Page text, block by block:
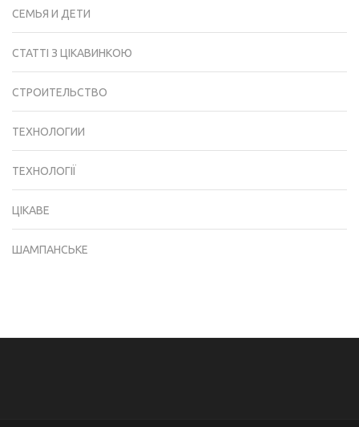
СЕМЬЯ И ДЕТИ
СТАТТІ З ЦІКАВИНКОЮ
СТРОИТЕЛЬСТВО
ТЕХНОЛОГИИ
ТЕХНОЛОГІЇ
ЦІКАВЕ
ШАМПАНСЬКЕ